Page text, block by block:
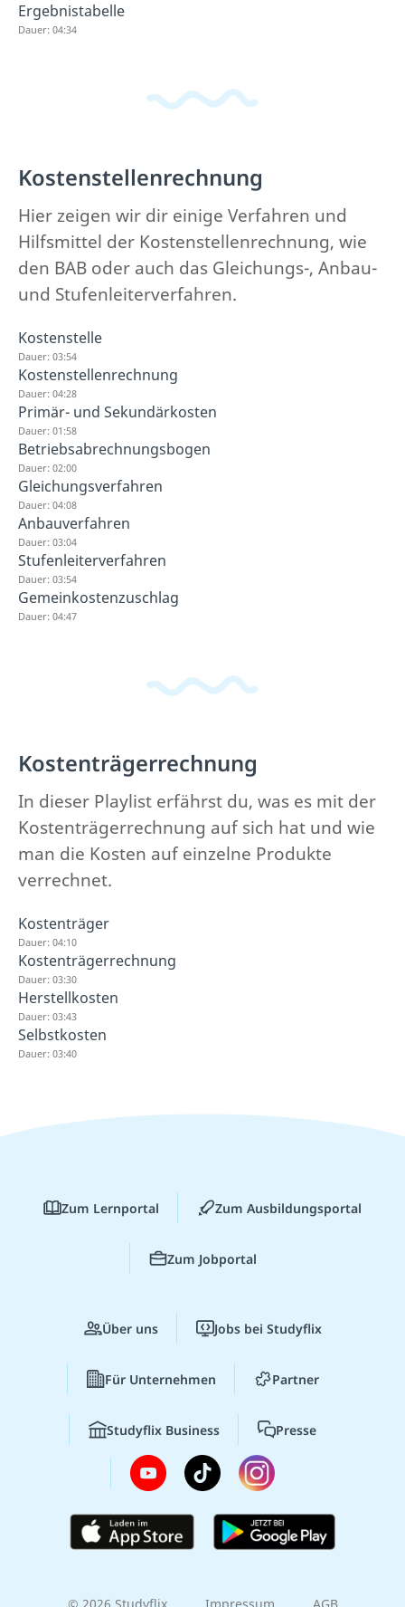
Ergebnistabelle
Dauer: 04:34
Kostenstellenrechnung
Hier zeigen wir dir einige Verfahren und
Hilfsmittel der Kostenstellenrechnung, wie
den BAB oder auch das Gleichungs-, Anbau-
und Stufenleiterverfahren.
Kostenstelle
Dauer: 03:54
Kostenstellenrechnung
Dauer: 04:28
Primär- und Sekundärkosten
Dauer: 01:58
Betriebsabrechnungsbogen
Dauer: 02:00
Gleichungsverfahren
Dauer: 04:08
Anbauverfahren
Dauer: 03:04
Stufenleiterverfahren
Dauer: 03:54
Gemeinkostenzuschlag
Dauer: 04:47
Kostenträgerrechnung
In dieser Playlist erfährst du, was es mit der
Kostenträgerrechnung auf sich hat und wie
man die Kosten auf einzelne Produkte
verrechnet.
Kostenträger
Dauer: 04:10
Kostenträgerrechnung
Dauer: 03:30
Herstellkosten
Dauer: 03:43
Selbstkosten
Dauer: 03:40
Zum Lernportal Zum Ausbildungsportal
Zum Jobportal
Über uns Jobs bei Studyflix
Für Unternehmen Partner
Studyflix Business Presse
© 2026 Studyflix Impressum AGB